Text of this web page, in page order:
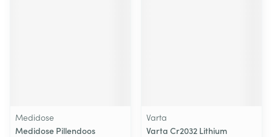
Medidose
Medidose Pillendoos
Varta
Varta Cr2032 Lithium